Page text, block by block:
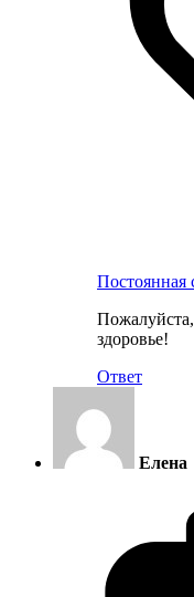
Постоянная
здоровье!
Ответ
Елена